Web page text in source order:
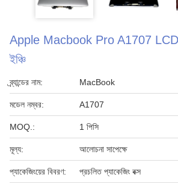
Apple Macbook Pro A1707 LCD
ইঞ্চি
ব্র্যান্ডের নাম: MacBook
মডেল নম্বর: A1707
MOQ.: 1 পিসি
মূল্য: আলোচনা সাপেক্ষে
প্যাকেজিংয়ের বিবরণ: প্রচলিত প্যাকেজিং বক্স